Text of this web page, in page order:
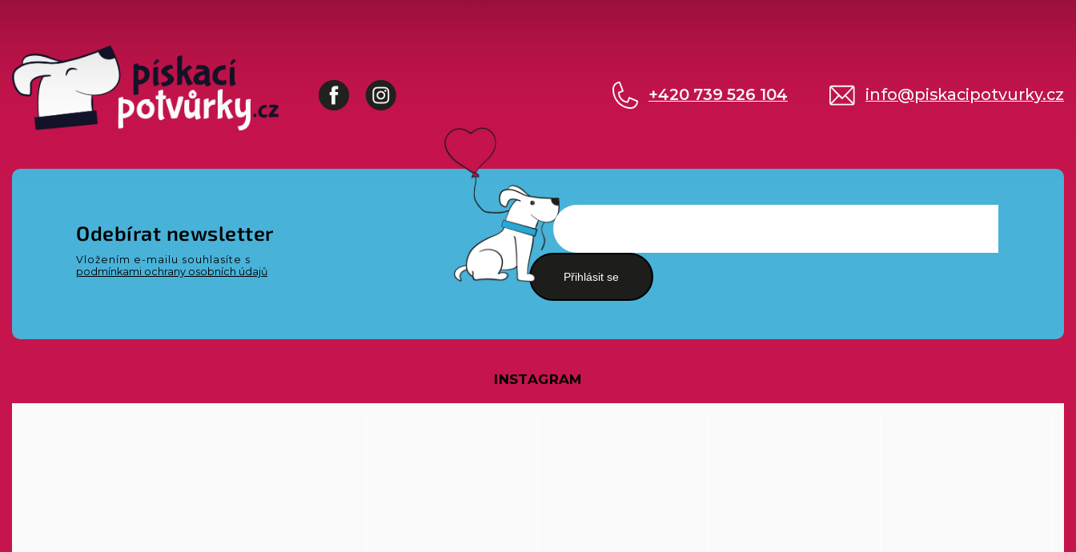
FacebookInstagram info@piskacipotvurky.cz
+420 739 526 104
Odebírat newsletter
Vložením e-mailu souhlasíte s
podmínkami ochrany osobních údajů
Přihlásit se
INSTAGRAM